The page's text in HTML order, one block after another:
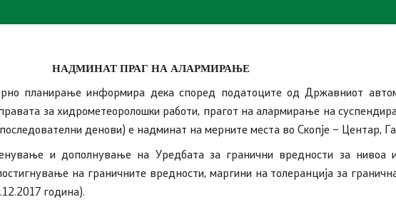
НАДМИНАТ ПРАГ НА АЛАРМИРАЊЕ
планирање информира дека според податоците од Државниот
за хидрометеоролошки работи, прагот на алармирање на
денови) е надминат на мерните места во Скопје – Центар,
и дополнување на Уредбата за гранични вредности за нивоа
на граничните вредности, маргини на толеранција за
година).